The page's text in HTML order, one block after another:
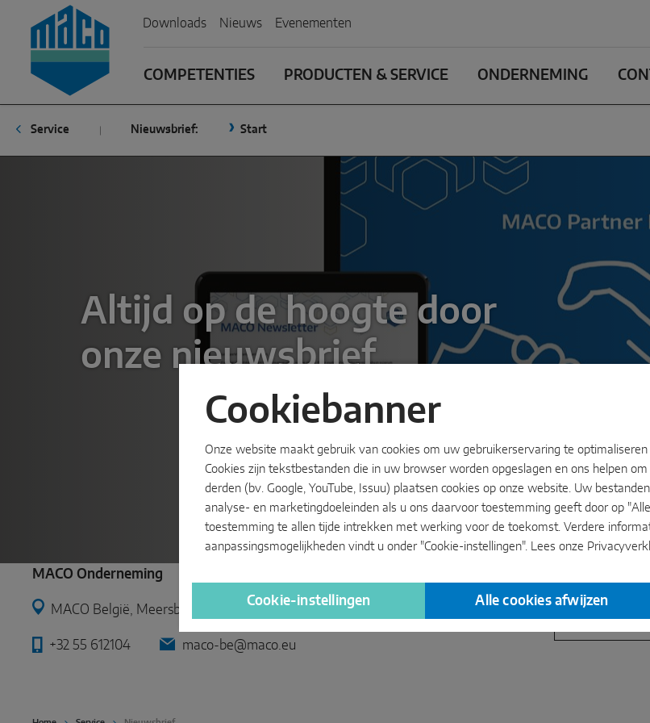
Zum Inhalt
Zum Inhaltsverzeichnis
Zur Hautpnavigation
Downloads Nieuws Evenementen
COMPETENTIES PRODUCTEN & SERVICE ONDERNEMING
Service Nieuwsbrief: Start
Altijd op de hoogte door
onze nieuwsbrief
MACO Onderneming
MACO België, Meersbloem-Melden 46, 9700 Oudenaarde, België
+32 55 612104 maco-be@maco.eu
Mijn plaats
Cookiebanner
Onze website maakt gebruik van cookies om uw gebruikerservaring te
Cookies zijn tekstbestanden die in uw browser worden opgeslagen en ons helpen
derden (bv. Google, YouTube, Issuu) plaatsen cookies op onze website. Uw
analyse- en marketingdoeleinden als u ons daarvoor toestemming geeft door op
toestemming te allen tijde intrekken met werking voor de toekomst. Verdere
aanpassingsmogelijkheden vindt u onder "Cookie-instellingen". Lees onze
Cookie-instellingen Alle cookies afwijzen